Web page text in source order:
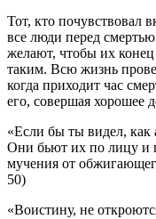
Тот, кто почувствовал
все люди перед
желают, чтобы их
таким. Всю жизнь
когда приходит час
его, совершая хорошее
«Если бы ты видел,
Они бьют их по лицу и
мучения от
50)
«Воистину, не